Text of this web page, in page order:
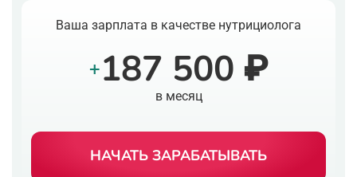
Ваша зарплата в качестве нутрициолога
+187 500 ₽
в месяц
НАЧАТЬ ЗАРАБАТЫВАТЬ